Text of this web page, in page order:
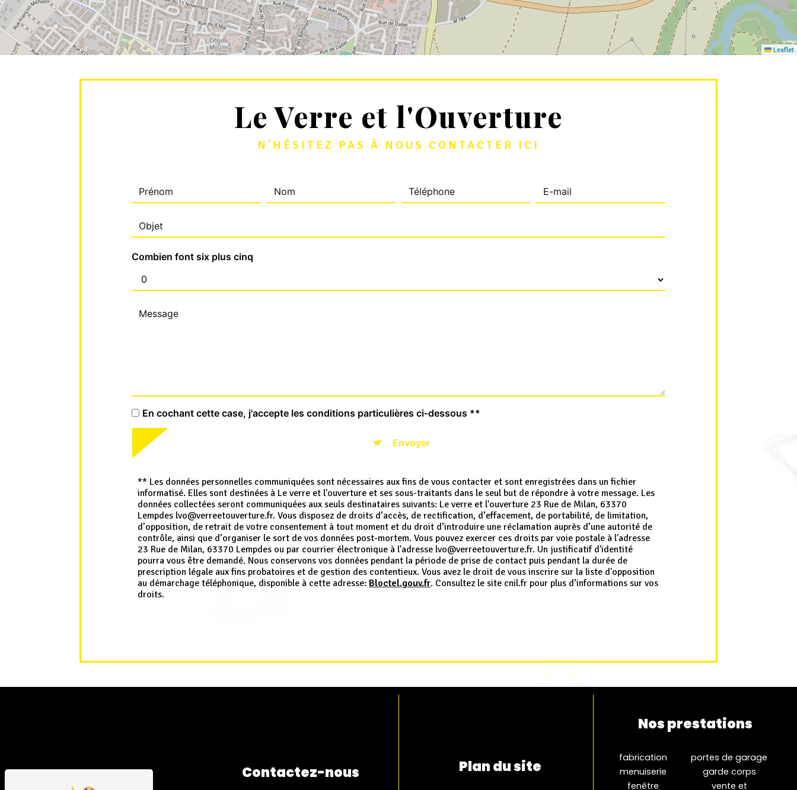
Leaflet
Le Verre et l'Ouverture
N'HÉSITEZ PAS À NOUS CONTACTER ICI
Combien font six plus cinq
En cochant cette case, j'accepte les conditions particulières ci-dessous **
Envoyer
** Les données personnelles communiquées sont nécessaires aux fins de vous contacter et sont enregistrées dans un fichier
informatisé. Elles sont destinées à Le verre et l'ouverture et ses sous-traitants dans le seul but de répondre à votre message. Les
données collectées seront communiquées aux seuls destinataires suivants: Le verre et l'ouverture 23 Rue de Milan, 63370
Lempdes lvo@verreetouverture.fr. Vous disposez de droits d’accès, de rectification, d’effacement, de portabilité, de limitation,
d’opposition, de retrait de votre consentement à tout moment et du droit d’introduire une réclamation auprès d’une autorité de
contrôle, ainsi que d’organiser le sort de vos données post-mortem. Vous pouvez exercer ces droits par voie postale à l'adresse
23 Rue de Milan, 63370 Lempdes ou par courrier électronique à l'adresse lvo@verreetouverture.fr. Un justificatif d'identité
pourra vous être demandé. Nous conservons vos données pendant la période de prise de contact puis pendant la durée de
prescription légale aux fins probatoires et de gestion des contentieux. Vous avez le droit de vous inscrire sur la liste d'opposition
au démarchage téléphonique, disponible à cette adresse: Bloctel.gouv.fr. Consultez le site cnil.fr pour plus d’informations sur vos
droits.
Contactez-nous Plan du site
Nos prestations
fabrication
menuiserie
fenêtre
portes de garage
garde corps
vente et